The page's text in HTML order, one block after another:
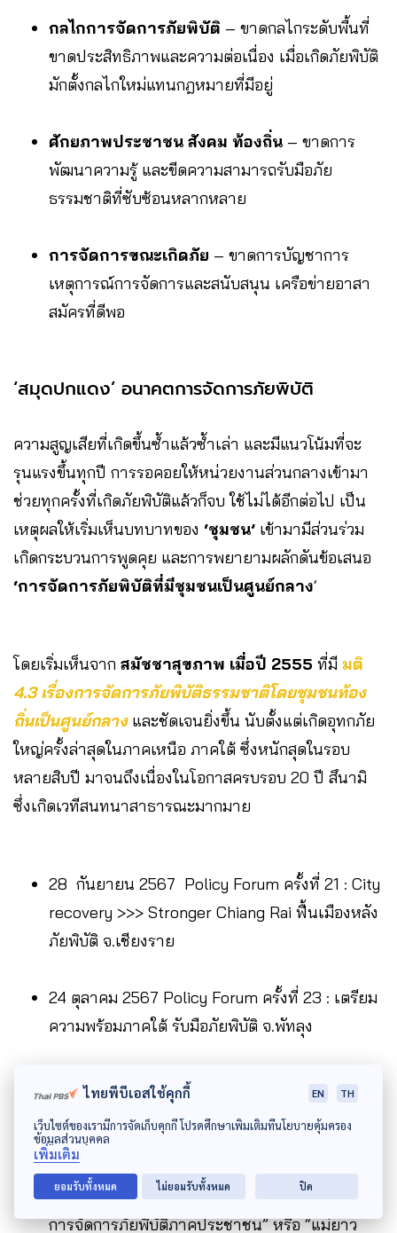
กลไกการจัดการภัยพิบัติ – ขาดกลไกระดับพื้นที่
ขาดประสิทธิภาพและความต่อเนื่อง เมื่อเกิดภัยพิบัติ
มักตั้งกลไกใหม่แทนกฎหมายที่มีอยู่
ศักยภาพประชาชน สังคม ท้องถิ่น – ขาดการ
พัฒนาความรู้ และขีดความสามารถรับมือภัย
ธรรมชาติที่ซับซ้อนหลากหลาย
การจัดการขณะเกิดภัย – ขาดการบัญชาการ
เหตุการณ์การจัดการและสนับสนุน เครือข่ายอาสา
สมัครที่ดีพอ
‘สมุดปกแดง’ อนาคตการจัดการภัยพิบัติ
ความสูญเสียที่เกิดขึ้นซ้ำแล้วซ้ำเล่า และมีแนวโน้มที่จะ
รุนแรงขึ้นทุกปี การรอคอยให้หน่วยงานส่วนกลางเข้ามา
ช่วยทุกครั้งที่เกิดภัยพิบัติแล้วก็จบ ใช้ไม่ได้อีกต่อไป เป็น
เหตุผลให้เริ่มเห็นบทบาทของ ‘ชุมชน’ เข้ามามีส่วนร่วม
เกิดกระบวนการพูดคุย และการพยายามผลักดันข้อเสนอ
‘การจัดการภัยพิบัติที่มีชุมชนเป็นศูนย์กลาง‘
โดยเริ่มเห็นจาก สมัชชาสุขภาพ เมื่อปี 2555 ที่มี มติ
4.3 เรื่องการจัดการภัยพิบัติธรรมชาติโดยชุมชนท้อง
ถิ่นเป็นศูนย์กลางและชัดเจนยิ่งขึ้น นับตั้งแต่เกิดอุทกภัย
ใหญ่ครั้งล่าสุดในภาคเหนือ ภาคใต้ ซึ่งหนักสุดในรอบ
หลายสิบปี มาจนถึงเนื่องในโอกาสครบรอบ 20 ปี สึนามิ
ซึ่งเกิดเวทีสนทนาสาธารณะมากมาย
28 กันยายน 2567 Policy Forum ครั้งที่ 21 : City
recovery >>> Stronger Chiang Rai ฟื้นเมืองหลัง
ภัยพิบัติ จ.เชียงราย
24 ตุลาคม 2567 Policy Forum ครั้งที่ 23 : เตรียม
ความพร้อมภาคใต้ รับมือภัยพิบัติ จ.พัทลุง
7-8 พฤศจิกายน 2567 ระดม “ข้อเสนอนวัตกรรมเชิง
ยั่งยืน” (Build Back Greener Chiang Rai)
28 พฤศจิกายน 2567 ระดม “ข้อเสนอเชิงนโยบาย
การจัดการภัยพิบัติภาคประชาชน” หรือ “แม่ยาว
ไทยพีบีเอสใช้คุกกี้ EN TH
เว็บไซต์ของเรามีการจัดเก็บคุกกี้ โปรดศึกษาเพิ่มเติมที่นโยบายคุ้มครอง
ข้อมูลส่วนบุคคล
เพิ่มเติม
ยอมรับทั้งหมด ไม่ยอมรับทั้งหมด ปิด